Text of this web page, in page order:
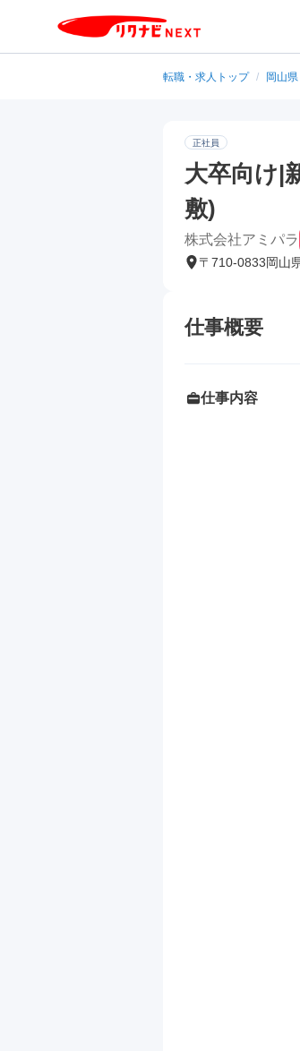
転職・求人トップ / 岡山県
正社員
大卒向け|
敷)
株式会社アミパラ
〒710-0833岡山
仕事概要
仕事内容